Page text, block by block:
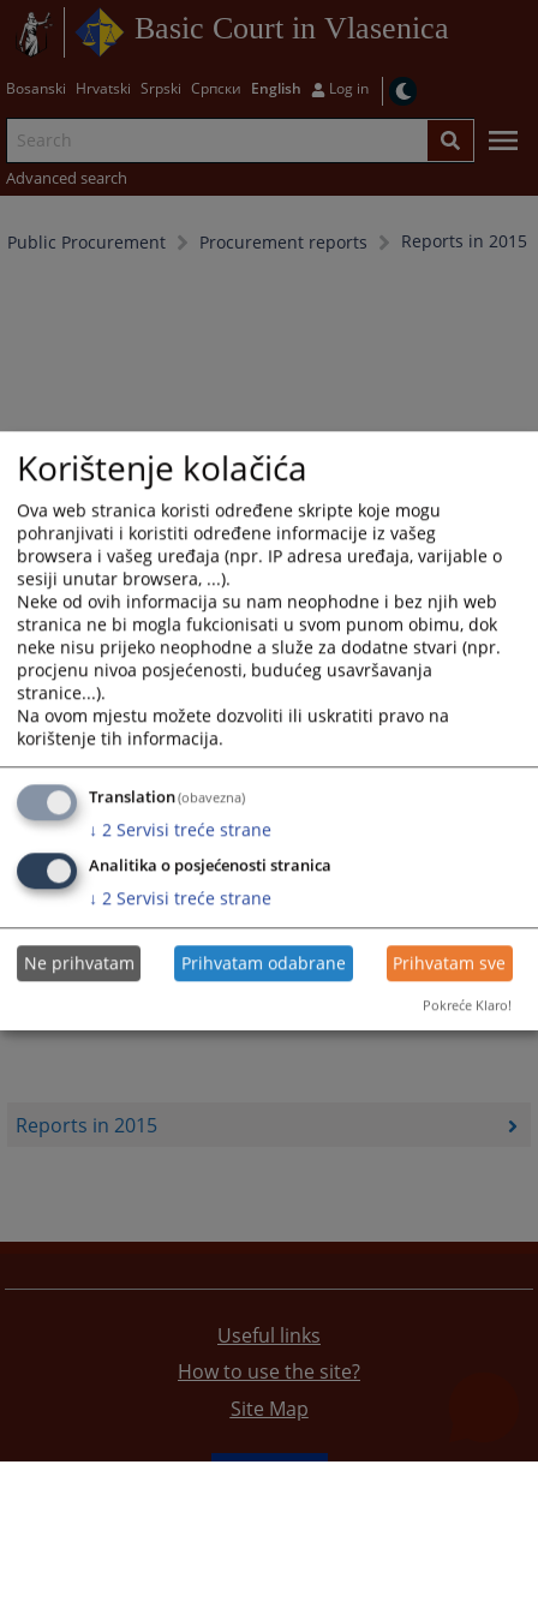
Basic Court in Vlasenica
Bosanski Hrvatski Srpski Српски English Log in
Advanced search
Public Procurement Procurement reports Reports in 2015
Reports in 2015
Trenutno nema vijesti
Useful links
How to use the site?
Site Map
Korištenje kolačića
Ova web stranica koristi određene skripte koje mogu
pohranjivati i koristiti određene informacije iz vašeg
browsera i vašeg uređaja (npr. IP adresa uređaja, varijable o
sesiji unutar browsera, ...).
Neke od ovih informacija su nam neophodne i bez njih web
stranica ne bi mogla fukcionisati u svom punom obimu, dok
neke nisu prijeko neophodne a služe za dodatne stvari (npr.
procjenu nivoa posjećenosti, budućeg usavršavanja
stranice...).
Na ovom mjestu možete dozvoliti ili uskratiti pravo na
korištenje tih informacija.
Translation(obavezna)
↓ 2 Servisi treće strane
Analitika o posjećenosti stranica
↓ 2 Servisi treće strane
Ne prihvatam Prihvatam odabrane Prihvatam sve
Pokreće Klaro!